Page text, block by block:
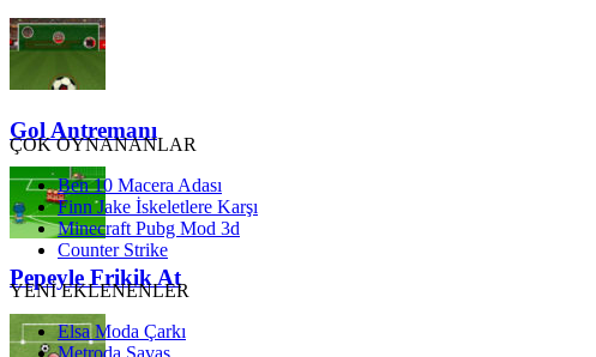
Gol Antremanı
Pepeyle Frikik At
ÇOK OYNANANLAR
Ben 10 Macera Adası
Finn Jake İskeletlere Karşı
Minecraft Pubg Mod 3d
Counter Strike
YENİ EKLENENLER
Elsa Moda Çarkı
Metroda Savaş